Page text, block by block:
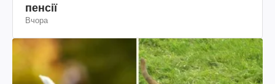
пенсії
Вчора